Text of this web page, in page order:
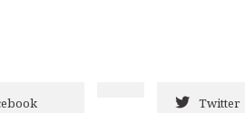
Twitter